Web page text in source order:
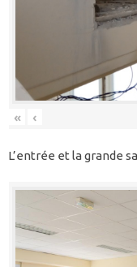
« ‹
L’entrée et la grande